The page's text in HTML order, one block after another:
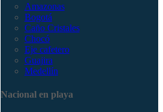
Amazonas
Bogotá
Caño Cristales
Chocó
Eje cafetero
Guajira
Medellín
Nacional en playa